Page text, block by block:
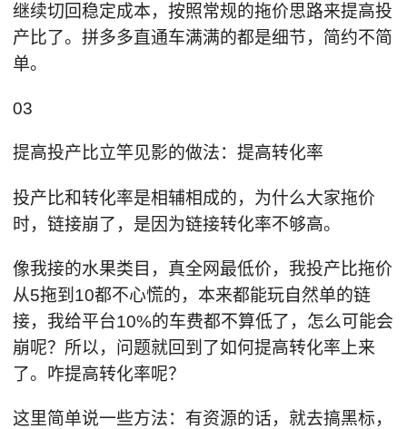
继续切回稳定成本，按照常规的拖价思路来提高投
产比了。拼多多直通车满满的都是细节，简约不简
单。
03
提高投产比立竿见影的做法：提高转化率
投产比和转化率是相辅相成的，为什么大家拖价
时，链接崩了，是因为链接转化率不够高。
像我接的水果类目，真全网最低价，我投产比拖价
从5拖到10都不心慌的，本来都能玩自然单的链
接，我给平台10%的车费都不算低了，怎么可能会
崩呢？所以，问题就回到了如何提高转化率上来
了。咋提高转化率呢？
这里简单说一些方法：有资源的话，就去搞黑标，